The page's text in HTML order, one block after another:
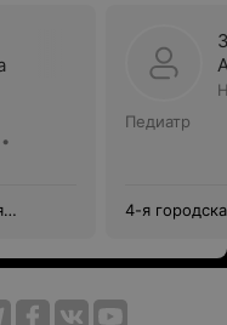
Педиатр
4-я